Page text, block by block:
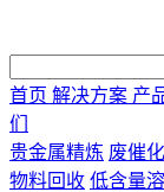
首页 解决方案 产
们
贵金属精炼 废催
物料回收 低含量